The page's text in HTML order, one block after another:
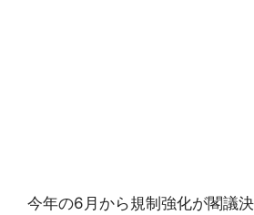
今年の6月から規制強化が閣議